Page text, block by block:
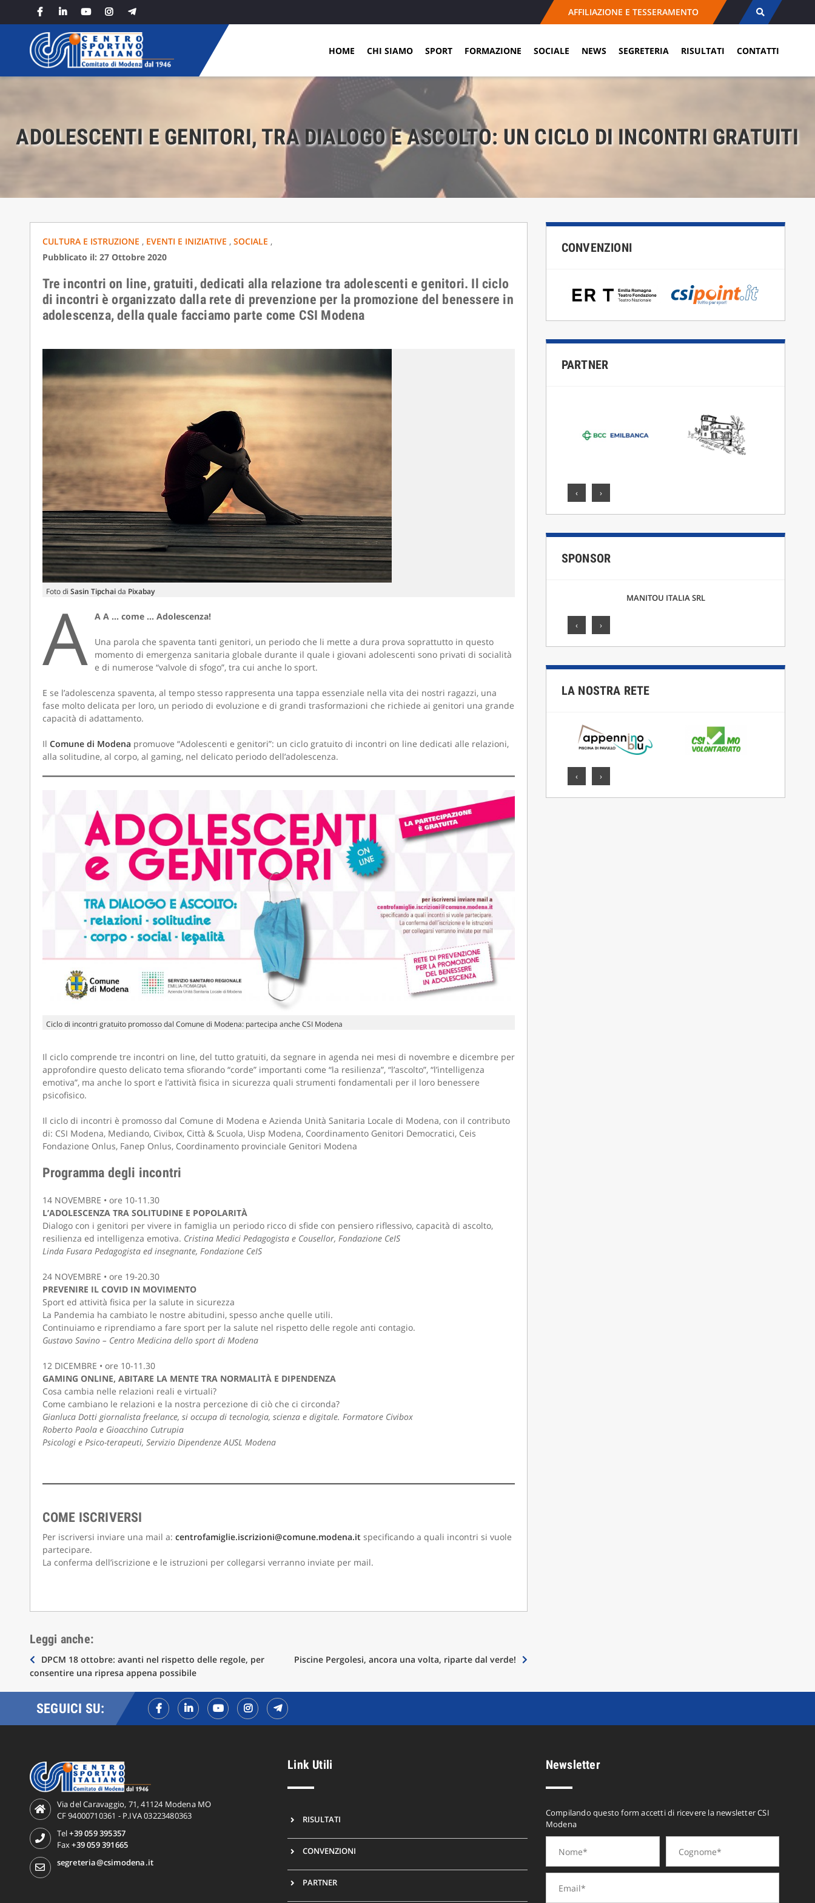
AFFILIAZIONE E TESSERAMENTO
HOME CHI SIAMO SPORT FORMAZIONE SOCIALE NEWS SEGRETERIA RISULTATI CONTATTI
ADOLESCENTI E GENITORI, TRA DIALOGO E ASCOLTO: UN CICLO DI INCONTRI GRATUITI
CULTURA E ISTRUZIONE , EVENTI E INIZIATIVE , SOCIALE ,
Pubblicato il: 27 Ottobre 2020
Tre incontri on line, gratuiti, dedicati alla relazione tra adolescenti e genitori. Il ciclo
di incontri è organizzato dalla rete di prevenzione per la promozione del benessere in
adolescenza, della quale facciamo parte come CSI Modena
Foto di Sasin Tipchaida Pixabay
A A A … come … Adolescenza!
Una parola che spaventa tanti genitori, un periodo che li mette a dura prova soprattutto in questo
momento di emergenza sanitaria globale durante il quale i giovani adolescenti sono privati di socialità
e di numerose “valvole di sfogo”, tra cui anche lo sport.
E se l’adolescenza spaventa, al tempo stesso rappresenta una tappa essenziale nella vita dei nostri ragazzi, una
fase molto delicata per loro, un periodo di evoluzione e di grandi trasformazioni che richiede ai genitori una grande
capacità di adattamento.
Il Comune di Modena promuove “Adolescenti e genitori”: un ciclo gratuito di incontri on line dedicati alle relazioni,
alla solitudine, al corpo, al gaming, nel delicato periodo dell’adolescenza.
Ciclo di incontri gratuito promosso dal Comune di Modena: partecipa anche CSI Modena
Il ciclo comprende tre incontri on line, del tutto gratuiti, da segnare in agenda nei mesi di novembre e dicembre per
approfondire questo delicato tema sfiorando “corde” importanti come “la resilienza”, “l’ascolto”, “l’intelligenza
emotiva”, ma anche lo sport e l’attività fisica in sicurezza quali strumenti fondamentali per il loro benessere
psicofisico.
Il ciclo di incontri è promosso dal Comune di Modena e Azienda Unità Sanitaria Locale di Modena, con il contributo
di: CSI Modena, Mediando, Civibox, Città & Scuola, Uisp Modena, Coordinamento Genitori Democratici, Ceis
Fondazione Onlus, Fanep Onlus, Coordinamento provinciale Genitori Modena
Programma degli incontri
14 NOVEMBRE • ore 10-11.30
L’ADOLESCENZA TRA SOLITUDINE E POPOLARITÀ
Dialogo con i genitori per vivere in famiglia un periodo ricco di sfide con pensiero riflessivo, capacità di ascolto,
resilienza ed intelligenza emotiva. Cristina Medici Pedagogista e Cousellor, Fondazione CeIS
Linda Fusara Pedagogista ed insegnante, Fondazione CeIS
24 NOVEMBRE • ore 19-20.30
PREVENIRE IL COVID IN MOVIMENTO
Sport ed attività fisica per la salute in sicurezza
La Pandemia ha cambiato le nostre abitudini, spesso anche quelle utili.
Continuiamo e riprendiamo a fare sport per la salute nel rispetto delle regole anti contagio.
Gustavo Savino – Centro Medicina dello sport di Modena
12 DICEMBRE • ore 10-11.30
GAMING ONLINE, ABITARE LA MENTE TRA NORMALITÀ E DIPENDENZA
Cosa cambia nelle relazioni reali e virtuali?
Come cambiano le relazioni e la nostra percezione di ciò che ci circonda?
Gianluca Dotti giornalista freelance, si occupa di tecnologia, scienza e digitale. Formatore Civibox
Roberto Paola e Gioacchino Cutrupia
Psicologi e Psico-terapeuti, Servizio Dipendenze AUSL Modena
COME ISCRIVERSI
Per iscriversi inviare una mail a: centrofamiglie.iscrizioni@comune.modena.it specificando a quali incontri si vuole
partecipare.
La conferma dell’iscrizione e le istruzioni per collegarsi verranno inviate per mail.
Leggi anche:
Navigazione
articoli
DPCM 18 ottobre: avanti nel rispetto delle regole, per
consentire una ripresa appena possibile
Piscine Pergolesi, ancora una volta, riparte dal verde!
CONVENZIONI
PARTNER
‹ ›
SPONSOR
MANITOU ITALIA SRL
‹ ›
LA NOSTRA RETE
‹ ›
SEGUICI SU:
Via del Caravaggio, 71, 41124 Modena MO
CF 94000710361 - P.IVA 03223480363
Tel+39 059 395357
Fax+39 059 391665
segreteria@csimodena.it
Link Utili
RISULTATI
CONVENZIONI
PARTNER
Newsletter
Compilando questo form accetti di ricevere la newsletter CSI
Modena